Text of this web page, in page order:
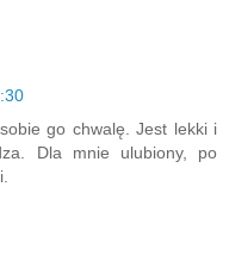
go chwalę. Jest lekki i
Dla mnie ulubiony, po